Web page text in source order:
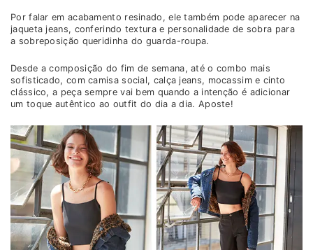
Por falar em acabamento resinado, ele também pode aparecer na
jaqueta jeans, conferindo textura e personalidade de sobra para
a sobreposição queridinha do guarda-roupa.
Desde a composição do fim de semana, até o combo mais
sofisticado, com camisa social, calça jeans, mocassim e cinto
clássico, a peça sempre vai bem quando a intenção é adicionar
um toque autêntico ao outfit do dia a dia. Aposte!